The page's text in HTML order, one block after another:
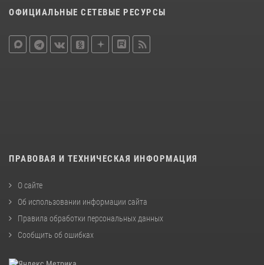
ОФИЦИАЛЬНЫЕ СЕТЕВЫЕ РЕСУРСЫ
ПРАВОВАЯ И ТЕХНИЧЕСКАЯ ИНФОРМАЦИЯ
О сайте
Об использовании информации сайта
Правила обработки персональных данных
Сообщить об ошибках